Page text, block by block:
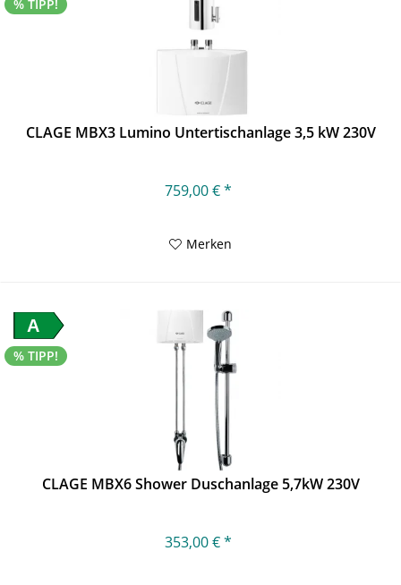
% TIPP!
CLAGE MBX3 Lumino Untertischanlage 3,5 kW 230V
759,00 € *
Merken
A
% TIPP!
CLAGE MBX6 Shower Duschanlage 5,7kW 230V
353,00 € *